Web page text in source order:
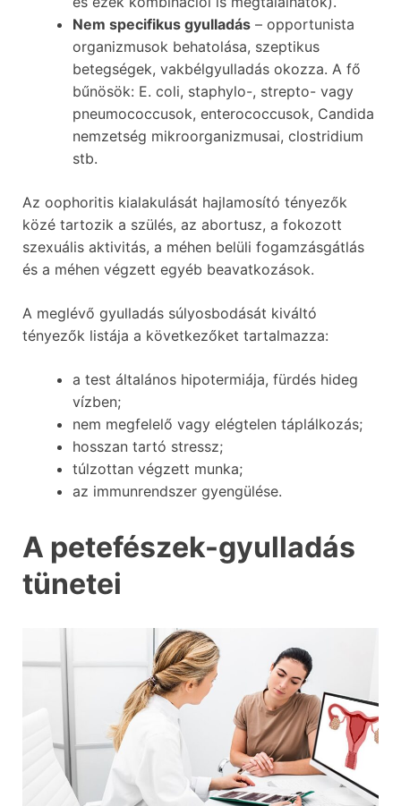
Nem specifikus gyulladás – opportunista
organizmusok behatolása, szeptikus
betegségek, vakbélgyulladás okozza. A fő
bűnösök: E. coli, staphylo-, strepto- vagy
pneumococcusok, enterococcusok, Candida
nemzetség mikroorganizmusai, clostridium
stb.
Az oophoritis kialakulását hajlamosító tényezők
közé tartozik a szülés, az abortusz, a fokozott
szexuális aktivitás, a méhen belüli fogamzásgátlás
és a méhen végzett egyéb beavatkozások.
A meglévő gyulladás súlyosbodását kiváltó
tényezők listája a következőket tartalmazza:
a test általános hipotermiája, fürdés hideg
vízben;
nem megfelelő vagy elégtelen táplálkozás;
hosszan tartó stressz;
túlzottan végzett munka;
az immunrendszer gyengülése.
A petefészek-gyulladás
tünetei